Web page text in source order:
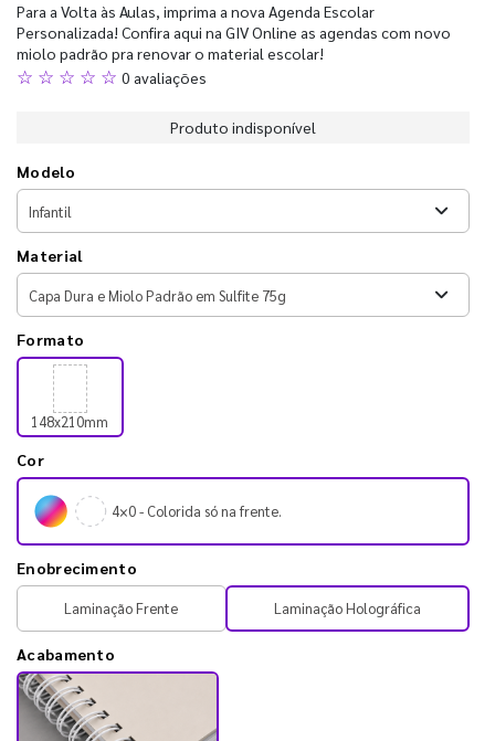
Para a Volta às Aulas, imprima a nova Agenda Escolar
Personalizada! Confira aqui na GIV Online as agendas com novo
miolo padrão pra renovar o material escolar!
☆ ☆ ☆ ☆ ☆ 0 avaliações
Produto indisponível
Modelo
Material
Formato
148x210mm
Cor
4×0 - Colorida só na frente.
Enobrecimento
Laminação Frente Laminação Holográfica
Acabamento